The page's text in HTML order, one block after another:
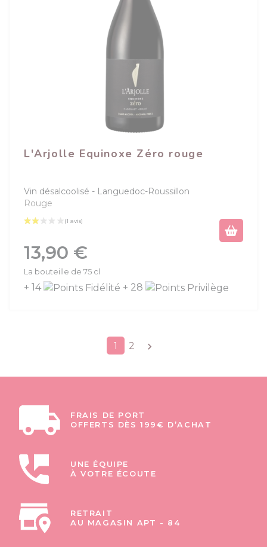
L'Arjolle Equinoxe Zéro rouge
Vin désalcoolisé
Languedoc-Roussillon
Rouge
Prix
13,90 €
La bouteille de 75 cl
+ 14 + 28
1 2 Suivant

FRAIS DE PORT
OFFERTS DÈS 199€ D’ACHAT
UNE ÉQUIPE
À VOTRE ÉCOUTE
RETRAIT
AU MAGASIN APT - 84